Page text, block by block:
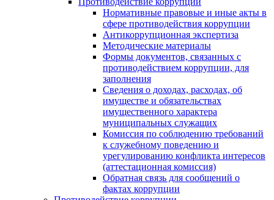
Нормативные правовые и иные акты в
сфере противодействия коррупции
Антикоррупционная экспертиза
Методические материалы
Формы документов, связанных с
противодействием коррупции, для
заполнения
Сведения о доходах, расходах, об
имуществе и обязательствах
имущественного характера
муниципальных служащих
Комиссия по соблюдению требований
к служебному поведению и
урегулированию конфликта интересов
(аттестационная комиссия)
Обратная связь для сообщений о
фактах коррупции